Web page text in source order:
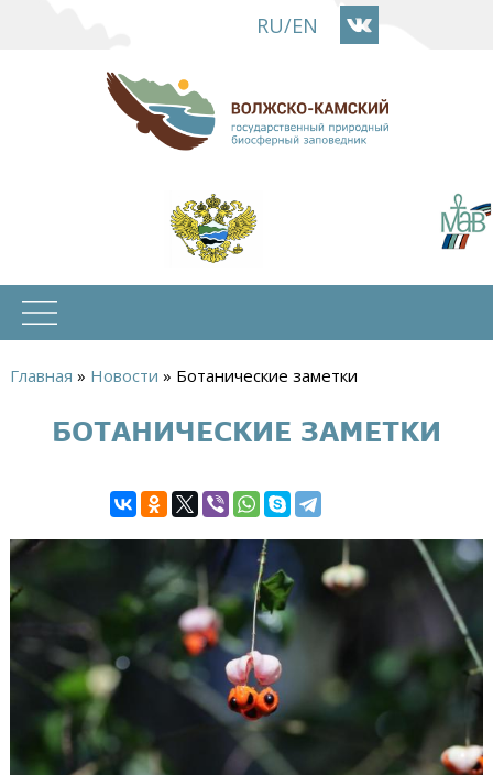
основному
содержанию
RU/EN
здесь
Главная » Новости » Ботанические заметки
БОТАНИЧЕСКИЕ ЗАМЕТКИ